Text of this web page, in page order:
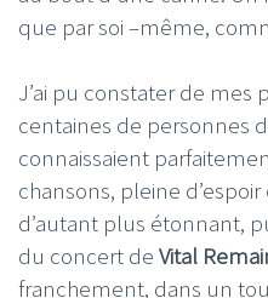
que par soi –même,
J’ai pu constater de mes
centaines de personnes
connaissaient
chansons, pleine d’espoir
d’autant plus étonnant,
du concert de Vital
franchement, dans un